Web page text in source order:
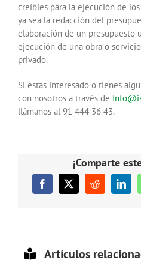
creíbles para la ejecución de
ya sea la redacción del
elaboración de un presupuesto
ejecución de una obra o
privado.
Si estas interesado o tienes
con nosotros a través de
llámanos al 91 444 36 43.
¡Comparte
Facebook
X Reddit
Artículos